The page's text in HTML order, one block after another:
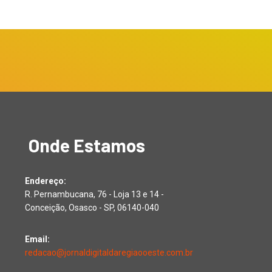
Onde Estamos
Endereço:
R. Pernambucana, 76 - Loja 13 e 14 -
Conceição, Osasco - SP, 06140-040
Email:
redacao@jornaldigitaldaregiaooeste.com.br